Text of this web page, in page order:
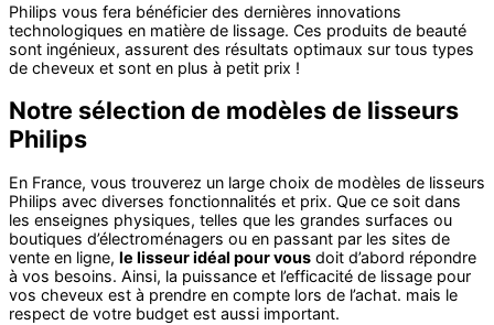
Philips vous fera bénéficier des dernières innovations
technologiques en matière de lissage. Ces produits de beauté
sont ingénieux, assurent des résultats optimaux sur tous types
de cheveux et sont en plus à petit prix !
Notre sélection de modèles de lisseurs
Philips
En France, vous trouverez un large choix de modèles de lisseurs
Philips avec diverses fonctionnalités et prix. Que ce soit dans
les enseignes physiques, telles que les grandes surfaces ou
boutiques d’électroménagers ou en passant par les sites de
vente en ligne, le lisseur idéal pour vous doit d’abord répondre
à vos besoins. Ainsi, la puissance et l’efficacité de lissage pour
vos cheveux est à prendre en compte lors de l’achat. mais le
respect de votre budget est aussi important.